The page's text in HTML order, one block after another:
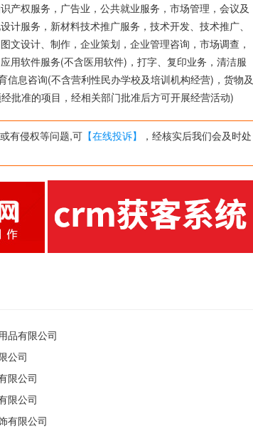
市场调查，文艺创
，应用软件服务(不
翻译服务，组织文化
经营)，货物及技术
法须经批准的项目，
产权服务，广告业，公共就业服务，市场管理，会议及
服务，新材料技术推广服务，技术开发、技术推广、
文设计、制作，企业策划，企业管理咨询，市场调查，
用软件服务(不含医用软件)，打字、复印业务，清洁服
息咨询(不含营利性民办学校及培训机构经营)，货物及
批准的项目，经相关部门批准后方可开展经营活动)
有侵权等问题,可 【在线投诉】
，经核实后我们会及时处
品有限公司
公司
限公司
限公司
有限公司